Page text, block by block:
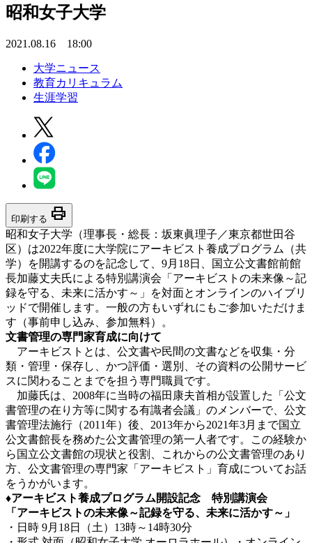
昭和女子大学
2021.08.16 18:00
大学ニュース
教育カリキュラム
生涯学習
印刷する print
昭和女子大学（理事長・総長：坂東眞理子／東京都世田谷
区）は2022年度に大学院にアーキビスト養成プログラム（共
学）を開講するのを記念して、9月18日、国立公文書館前館
長加藤丈夫氏による特別講演会「アーキビストの未来像～記
録を守る、未来に活かす～」を対面とオンラインのハイブリ
ッドで開催します。一般の方もいずれにもご参加いただけま
す（事前申し込み、参加無料）。
文書管理の専門家育成に向けて
アーキビストとは、公文書や民間の文書などを収集・分
類・管理・保存し、かつ評価・選別、その資料の公開サービ
スに関わることまでを担う専門職員です。
加藤氏は、2008年に当時の福田康夫首相が設置した「公文
書管理の在り方等に関する有識者会議」のメンバーで、公文
書管理法施行（2011年）後、2013年から2021年3月まで国立
公文書館長を務めた公文書管理の第一人者です。この経験か
ら国立公文書館の現状と役割、これからの公文書管理のあり
方、公文書管理の専門家「アーキビスト」育成についてお話
をうかがいます。
♦アーキビスト養成プログラム開設記念 特別講演会
「アーキビストの未来像～記録を守る、未来に活かす～」
・日時 9月18日（土）13時～14時30分